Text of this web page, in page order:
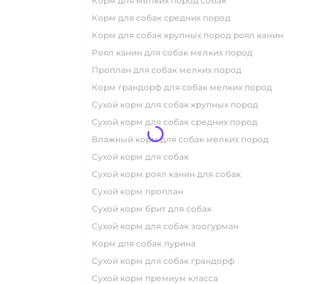
корм для собак средних пород
корм для собак крупных пород роял канин
роял канин для собак мелких пород
проплан для собак мелких пород
корм грандорф для собак мелких пород
сухой корм для собак крупных пород
сухой корм для собак средних пород
влажный корм для собак мелких пород
сухой корм для собак
сухой корм роял канин для собак
сухой корм проплан
сухой корм брит для собак
сухой корм для собак зоогурман
корм для собак пурина
сухой корм для собак грандорф
сухой корм премиум класса